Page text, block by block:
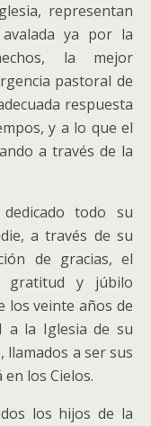
representan
ya por la
la mejor
pastoral de
respuesta
y a lo que el
a través de la
todo su
a través de su
de gracias, el
gratitud y júbilo
los veinte años de
a la Iglesia de su
llamados a ser sus
los Cielos.
los hijos de la